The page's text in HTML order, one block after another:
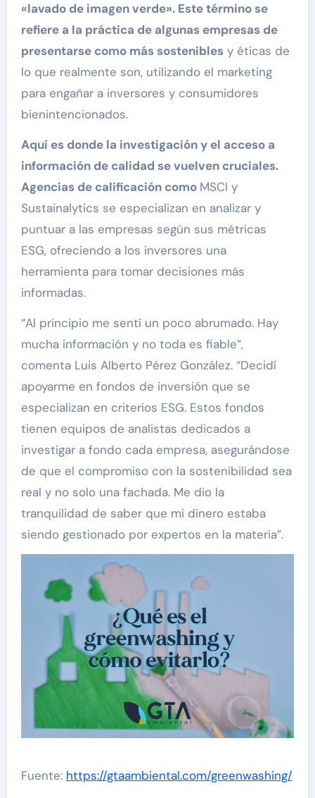
«lavado de imagen verde». Este término se
refiere a la práctica de algunas empresas de
presentarse como más sosteniblesy éticas de
lo que realmente son, utilizando el marketing
para engañar a inversores y consumidores
bienintencionados.
Aquí es donde la investigación y el acceso a
información de calidad se vuelven cruciales.
Agencias de calificación como MSCI y
Sustainalytics se especializan en analizar y
puntuar a las empresas según sus métricas
ESG, ofreciendo a los inversores una
herramienta para tomar decisiones más
informadas.
“Al principio me sentí un poco abrumado. Hay
mucha información y no toda es fiable”,
comenta Luis Alberto Pérez González. “Decidí
apoyarme en fondos de inversión que se
especializan en criterios ESG. Estos fondos
tienen equipos de analistas dedicados a
investigar a fondo cada empresa, asegurándose
de que el compromiso con la sostenibilidad sea
real y no solo una fachada. Me dio la
tranquilidad de saber que mi dinero estaba
siendo gestionado por expertos en la materia”.
Fuente: https://gtaambiental.com/greenwashing/